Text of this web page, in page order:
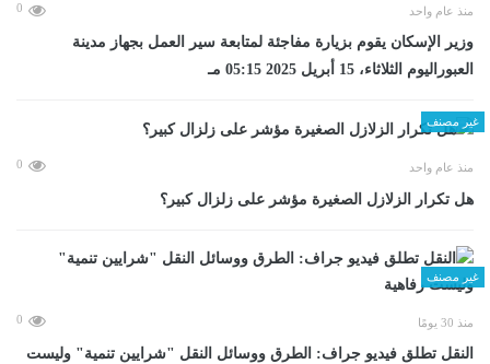
منذ عام واحد 0
وزير الإسكان يقوم بزيارة مفاجئة لمتابعة سير العمل بجهاز مدينة
العبوراليوم الثلاثاء، 15 أبريل 2025 05:15 مـ
غير مصنف
منذ عام واحد 0
هل تكرار الزلازل الصغيرة مؤشر على زلزال كبير؟
غير مصنف
منذ 30 يومًا 0
​النقل تطلق فيديو جراف: الطرق ووسائل النقل "شرايين تنمية" وليست